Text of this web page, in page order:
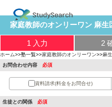
家庭教師のオンリーワン 麻生
1 入力 2
ホーム>>塾一覧>>家庭教師のオンリーワン>>麻
お問合わせ内容
資料請求(料金をお問合せ)
生徒との関係